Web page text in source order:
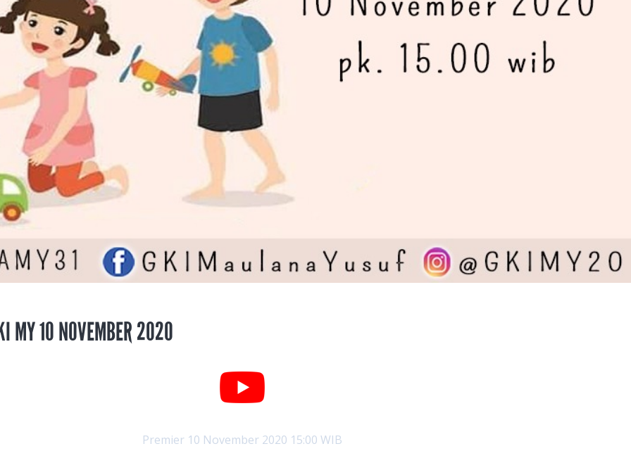
MY 10 NOVEMBER 2020
Premier 10 November 2020 15:00 WIB